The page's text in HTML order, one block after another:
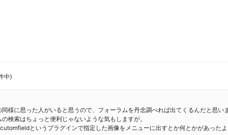
中)
様に思った人がいると思うので、フォーラムを丹念調べれば出てくるんだと思いま
の検索はちょっと便利じゃないような気もしますが。
というプラグインで指定した画像をメニューに出すとか何とかがあったよ